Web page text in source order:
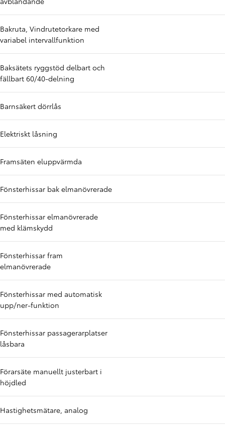
Bakruta, Vindrutetorkare med
variabel intervallfunktion
Baksätets ryggstöd delbart och
fällbart 60/40-delning
Barnsäkert dörrlås
Elektriskt låsning
Framsäten eluppvärmda
Fönsterhissar bak elmanövrerade
Fönsterhissar elmanövrerade
med klämskydd
Fönsterhissar fram
elmanövrerade
Fönsterhissar med automatisk
upp/ner-funktion
Fönsterhissar passagerarplatser
låsbara
Förarsäte manuellt justerbart i
höjdled
Hastighetsmätare, analog